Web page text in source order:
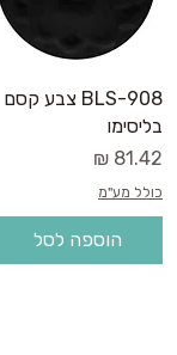
תצוגה מהירה
BLS-908 צבע קסם
בליסימו
מחיר
כולל מע"מ
הוספה לסל